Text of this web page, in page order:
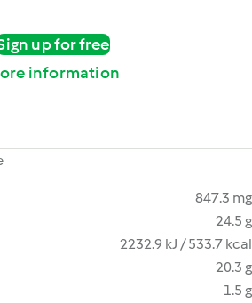
up for free
information
847.3 mg
24.5 g
2232.9 kJ / 533.7 kcal
20.3 g
1.5 g